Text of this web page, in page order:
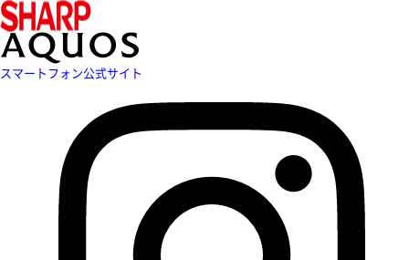
スマートフォン公式サイト